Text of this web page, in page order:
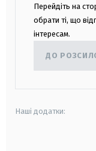
Перейдіть на
обрати ті, що
інтересам.
ДО
Наші додатки: